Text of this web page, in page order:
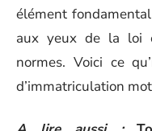
élément
aux yeux de la loi
normes. Voici ce
d’immatriculation